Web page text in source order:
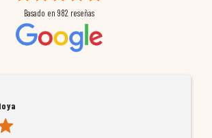
Basado en 982 reseñas